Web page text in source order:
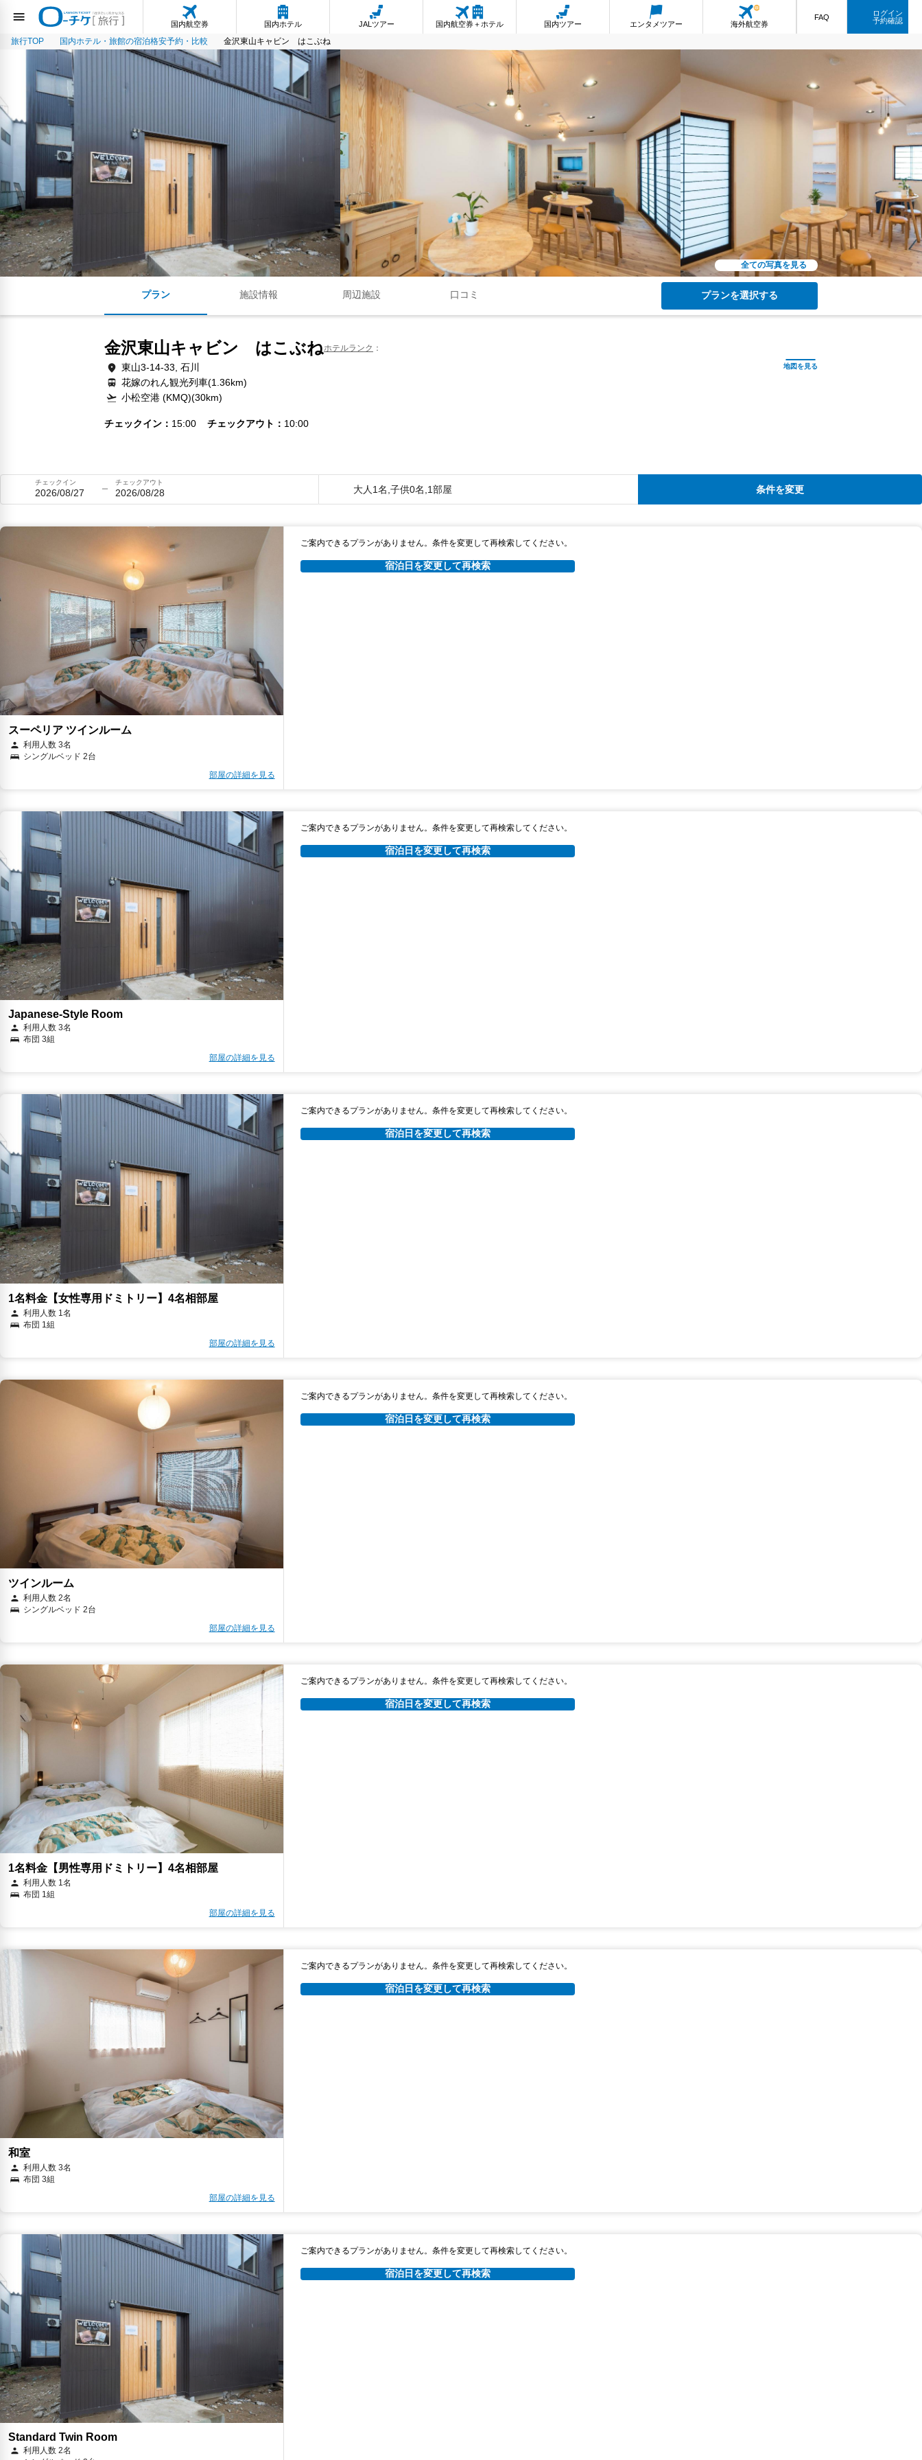
国内航空券 国内ホテル JALツアー 国内航空券＋ホテル 国内ツアー エンタメツアー 海外航空券
FAQ
ログイン
予約確認
旅行TOP 国内ホテル・旅館の宿泊格安予約・比較 金沢東山キャビン はこぶね
全ての写真を見る
プラン 施設情報 周辺施設 口コミ プランを選択する
金沢東山キャビン はこぶねホテルランク
東山3-14-33, 石川
花嫁のれん観光列車(1.36km)
小松空港 (KMQ)(30km)
チェックイン 15:00 チェックアウト 10:00
チェックイン
2026/08/27
チェックアウト
2026/08/28 大人1名,子供0名,1部屋 条件を変更
スーペリア ツインルーム
利用人数 3名
シングルベッド 2台
部屋の詳細を見る
ご案内できるプランがありません。条件を変更して再検索してください。
宿泊日を変更して再検索
Japanese-Style Room
利用人数 3名
布団 3組
部屋の詳細を見る
ご案内できるプランがありません。条件を変更して再検索してください。
宿泊日を変更して再検索
1名料金【女性専用ドミトリー】4名相部屋
利用人数 1名
布団 1組
部屋の詳細を見る
ご案内できるプランがありません。条件を変更して再検索してください。
宿泊日を変更して再検索
ツインルーム
利用人数 2名
シングルベッド 2台
部屋の詳細を見る
ご案内できるプランがありません。条件を変更して再検索してください。
宿泊日を変更して再検索
1名料金【男性専用ドミトリー】4名相部屋
利用人数 1名
布団 1組
部屋の詳細を見る
ご案内できるプランがありません。条件を変更して再検索してください。
宿泊日を変更して再検索
和室
利用人数 3名
布団 3組
部屋の詳細を見る
ご案内できるプランがありません。条件を変更して再検索してください。
宿泊日を変更して再検索
Standard Twin Room
利用人数 2名
ご案内できるプランがありません。条件を変更して再検索してください。
宿泊日を変更して再検索